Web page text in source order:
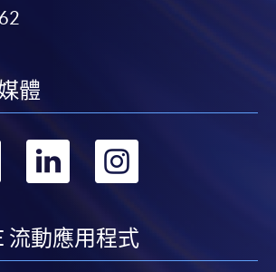
體
轉
youtube
轉
linkedin
轉
流動應用程式